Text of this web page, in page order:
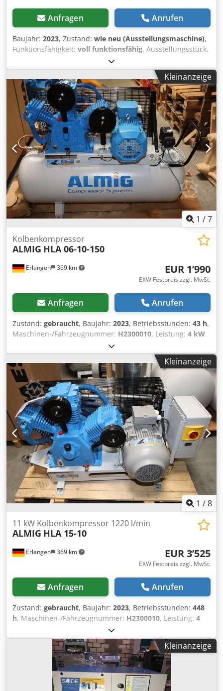
Anfragen Anrufen
Baujahr: 2023, Zustand: wie neu (Ausstellungsmaschine),
Funktionsfähigkeit: voll funktionsfähig, Ausstellungsstück,
sofort verfügbar: neuer Schraubenkompressor ALMIG BELT
XP 22 - 10 bar mit Steuerung Aircontrol Basic Der
Kompressor ist in sehr gutem Zustand, hat aber optisch
eine Delle. Bj. 2023 Betriebsstunden: 1,5 Bh Technische
Daten Typ : BELT XP 22 Betriebsüberdruck : 10 bar(ue)
Liefermenge, nach ISO 1217 Anhang C : 3,34 m³/min
Schutzart / Isolationsklasse Antriebsmotor : IP 55/ISO F
Nennleistung Antriebsmotor : 22 kW Betriebsspannung /
Frequenz : 400/50 V/Hz Schalldruckpegel (DIN 45635 T.13) :
74 dB(A) Länge : 1250 mm Breite : 880 mm Höhe : 1515 mm
Cedpfx Aslnlt Uenzjha Gewicht : 681 kg Druckluftanschluss
: G 1" Besuchen Sie unser Ladenlokal in Erlangen. Wir
haben immer eine große Auswahl an neuen und
gebrauchten Kompressoren auf Lager. Für Neumaschinen
bieten wir Leasing unserer Hausbank mit einer wirklich
einfachen Abwicklung an.
Kleinanzeige
1 /7
Erlangen 369 km
Kolbenkompressor
ALMIG HLA 06-10-150
EUR 1’990
EXW Festpreis zzgl. MwSt.
Anfragen Anrufen
Zustand: gebraucht, Baujahr: 2023, Betriebsstunden: 43 h,
Maschinen-/Fahrzeugnummer: H2300010, Leistung: 4 kW
10 bar, Gebrauchtmaschine:
Kolbenkompressor sofort verfügbar (Plug and Play): ALMIG
HLA 06-10-150 (10 bar) mit liegendem 150 Liter
Druckluftbehälter Der Kompressor hat 43 Betriebsstunde
und ist sofort verfügbar. 3 Zylinder Druck: 10 bar
Nennleistung: 4,0 kW Liefermenge bei 7 bar : 450 l/min
Druckluftausgang: 1/2" Abmessungen Breite x Tiefe x
Höhe: 136 x 51 x 107 cm Gewicht: 169 kg Chodjxc Hzkopfx
Anzoa Besuchen Sie unser Ladengeschäft. Wir haben
immer eine große Auswahl an neuen und gebrauchten
Kompressoren auf Lager! Sofort verfügbar.
Kleinanzeige
1 /8
Erlangen 369 km
11 kW Kolbenkompressor 1220 l/min
ALMIG HLA 15-10
EUR 3’525
EXW Festpreis zzgl. MwSt.
Anfragen Anrufen
Zustand: gebraucht, Baujahr: 2023, Betriebsstunden: 448
h, Maschinen-/Fahrzeugnummer: H2300010, Leistung: 4
10 bar
Cedpfxex Uwtde Anzjha Kolbenkompressor sofort
verfügbar (Plug and Play): ALMIG HLA 15-10 (10 bar) Der
Kompressor hat 448 Betriebsstunde und ist sofort
verfügbar. 3 Zylinder Druck: 10 bar Nennleistung: 11,0 kW
Volumenstrom bei 7 bar : 1220 l/min Druckluftausgang:
Kleinanzeige